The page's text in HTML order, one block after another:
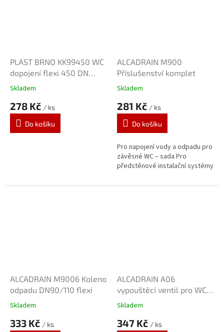
PLAST BRNO KK99450 WC
dopojení flexi 450 DN
90/110 pro závěsné WC
Skladem
278 Kč / ks
Do košíku
ALCADRAIN M900
Příslušenství komplet
Skladem
281 Kč / ks
Do košíku
Pro napojení vody a odpadu pro
závěsné WC – sada Pro
předstěnové instalační systémy
ALCADRAIN M9006 Koleno
odpadu DN90/110 flexi
Skladem
333 Kč / ks
ALCADRAIN A06
vypouštěcí ventil pro WC
moduly
Skladem
347 Kč / ks